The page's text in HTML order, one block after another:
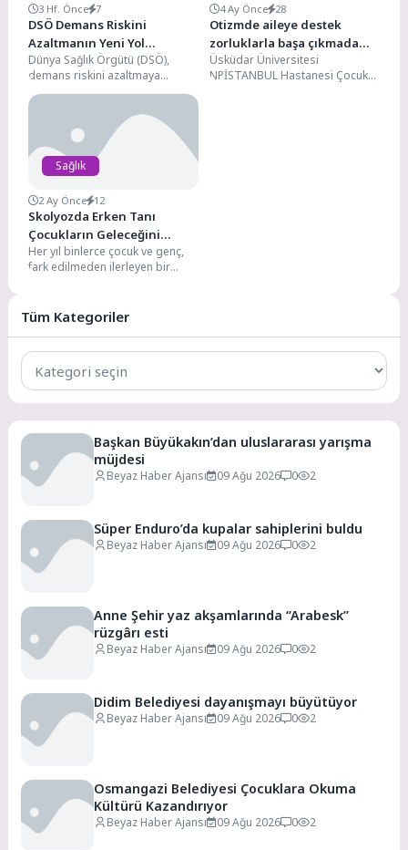
3 Hf. Önce 7
DSÖ Demans Riskini
Azaltmanın Yeni Yol
Haritasını Açıkladı: Yaşam
Tarzı Değişiklikleri Öne
Çıkıyor
Dünya Sağlık Örgütü (DSÖ),
demans riskini azaltmaya
yönelik güncellenen rehberini
yayımladı. 15 Temmuz 2026’da
4 Ay Önce 28
Otizmde aileye destek
zorluklarla başa çıkmada
kritik rol oynuyor!
Üsküdar Üniversitesi
NPİSTANBUL Hastanesi Çocuk
Sağlık
2 Ay Önce 12
Skolyozda Erken Tanı
Çocukların Geleceğini
Koruyor
Her yıl binlerce çocuk ve genç,
fark edilmeden ilerleyen bir
Tüm Kategoriler
Tüm
Kategoriler
Başkan Büyükakın’dan uluslararası yarışma
müjdesi
Beyaz Haber Ajansı 09 Ağu 2026 0 2
Süper Enduro’da kupalar sahiplerini buldu
Beyaz Haber Ajansı 09 Ağu 2026 0 2
Anne Şehir yaz akşamlarında “Arabesk”
rüzgârı esti
Beyaz Haber Ajansı 09 Ağu 2026 0 2
Didim Belediyesi dayanışmayı büyütüyor
Beyaz Haber Ajansı 09 Ağu 2026 0 2
Osmangazi Belediyesi Çocuklara Okuma
Kültürü Kazandırıyor
Beyaz Haber Ajansı 09 Ağu 2026 0 2